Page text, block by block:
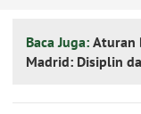
Baca Juga: Aturan
Madrid: Disiplin